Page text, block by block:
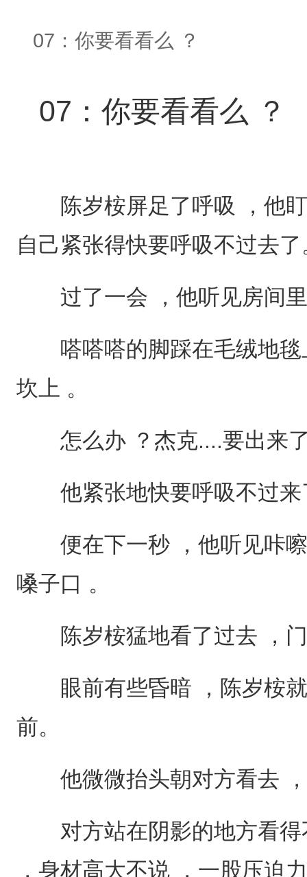
07：你要看看么 ？
07：你要看看么 ？
陈岁桉屏足了呼吸 ，他盯
自己紧张得快要呼吸不过去了
过了一会 ，他听见房间里
嗒嗒嗒的脚踩在毛绒地毯
坎上 。
怎么办 ？杰克....要出来
他紧张地快要呼吸不过来
便在下一秒 ，他听见咔嚓
嗓子口 。
陈岁桉猛地看了过去 ，门
眼前有些昏暗 ，陈岁桉就
前。
他微微抬头朝对方看去 ，
对方站在阴影的地方看得
，身材高大不说 ，一股压迫